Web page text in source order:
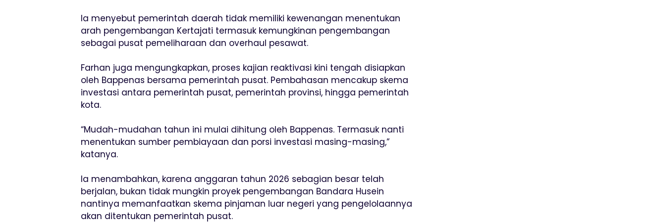
Ia menyebut pemerintah daerah tidak memiliki kewenangan menentukan
arah pengembangan Kertajati termasuk kemungkinan pengembangan
sebagai pusat pemeliharaan dan overhaul pesawat.
Farhan juga mengungkapkan, proses kajian reaktivasi kini tengah disiapkan
oleh Bappenas bersama pemerintah pusat. Pembahasan mencakup skema
investasi antara pemerintah pusat, pemerintah provinsi, hingga pemerintah
kota.
“Mudah-mudahan tahun ini mulai dihitung oleh Bappenas. Termasuk nanti
menentukan sumber pembiayaan dan porsi investasi masing-masing,”
katanya.
Ia menambahkan, karena anggaran tahun 2026 sebagian besar telah
berjalan, bukan tidak mungkin proyek pengembangan Bandara Husein
nantinya memanfaatkan skema pinjaman luar negeri yang pengelolaannya
akan ditentukan pemerintah pusat.